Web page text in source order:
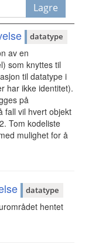
Lagre
datatype
av en
som knyttes til
til datatype i
har ikke identitet).
på
fall vil hvert objekt
Tom kodeliste
mulighet for å
datatype
hentet